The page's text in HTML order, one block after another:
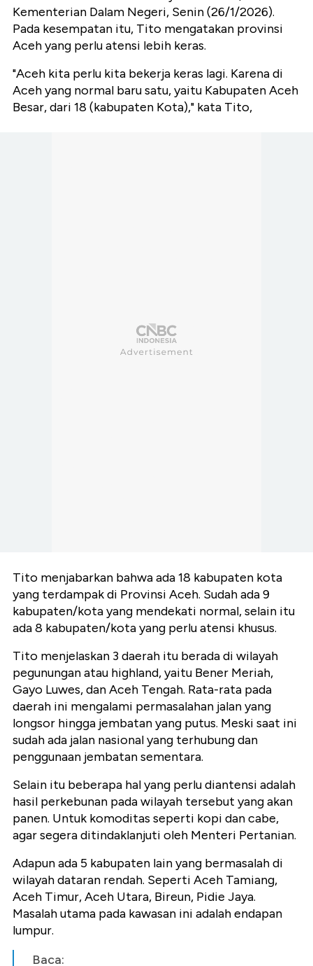
Kementerian Dalam Negeri, Senin (26/1/2026).
Pada kesempatan itu, Tito mengatakan provinsi
Aceh yang perlu atensi lebih keras.
"Aceh kita perlu kita bekerja keras lagi. Karena di
Aceh yang normal baru satu, yaitu Kabupaten Aceh
Besar, dari 18 (kabupaten Kota)," kata Tito,
Tito menjabarkan bahwa ada 18 kabupaten kota
yang terdampak di Provinsi Aceh. Sudah ada 9
kabupaten/kota yang mendekati normal, selain itu
ada 8 kabupaten/kota yang perlu atensi khusus.
Tito menjelaskan 3 daerah itu berada di wilayah
pegunungan atau highland, yaitu Bener Meriah,
Gayo Luwes, dan Aceh Tengah. Rata-rata pada
daerah ini mengalami permasalahan jalan yang
longsor hingga jembatan yang putus. Meski saat ini
sudah ada jalan nasional yang terhubung dan
penggunaan jembatan sementara.
Selain itu beberapa hal yang perlu diantensi adalah
hasil perkebunan pada wilayah tersebut yang akan
panen. Untuk komoditas seperti kopi dan cabe,
agar segera ditindaklanjuti oleh Menteri Pertanian.
Adapun ada 5 kabupaten lain yang bermasalah di
wilayah dataran rendah. Seperti Aceh Tamiang,
Aceh Timur, Aceh Utara, Bireun, Pidie Jaya.
Masalah utama pada kawasan ini adalah endapan
lumpur.
Baca: